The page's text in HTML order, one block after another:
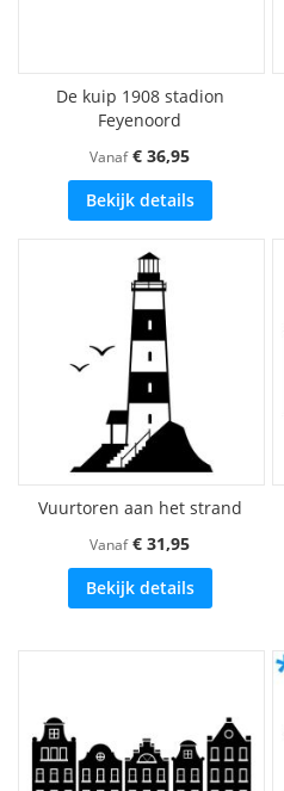
De kuip 1908 stadion
Feyenoord
Vanaf € 36,95
Bekijk details
Vuurtoren aan het strand
Vanaf € 31,95
Bekijk details